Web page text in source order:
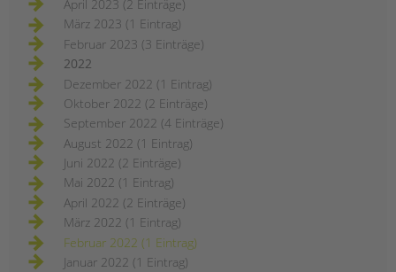
April 2023 (2 Einträge)
März 2023 (1 Eintrag)
Februar 2023 (3 Einträge)
2022
Dezember 2022 (1 Eintrag)
Oktober 2022 (2 Einträge)
September 2022 (4 Einträge)
August 2022 (1 Eintrag)
Juni 2022 (2 Einträge)
Mai 2022 (1 Eintrag)
April 2022 (2 Einträge)
März 2022 (1 Eintrag)
Februar 2022 (1 Eintrag)
Januar 2022 (1 Eintrag)